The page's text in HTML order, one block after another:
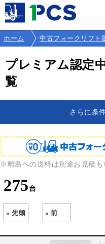
ホーム 中古フォークリフト
プレミアム認定
覧
さらに条
※離島への送料は別途お見積も
275
« 先頭 « 前